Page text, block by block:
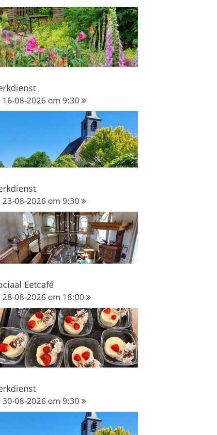
16-08-2026 om 9:30
23-08-2026 om 9:30
Eetcafé
28-08-2026 om 18:00
30-08-2026 om 9:30